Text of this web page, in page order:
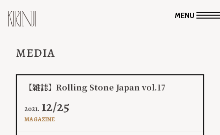
MENU
MEDIA
【雑誌】Rolling Stone Japan vol.17
2021. 12/25
MAGAZINE